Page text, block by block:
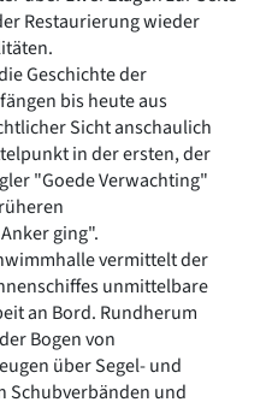
Restaurierung wieder
Geschichte der
bis heute aus
Sicht anschaulich
in der ersten, der
"Goede Verwachting"
ging".
vermittelt der
unmittelbare
an Bord. Rundherum
Bogen von
über Segel- und
Schubverbänden und